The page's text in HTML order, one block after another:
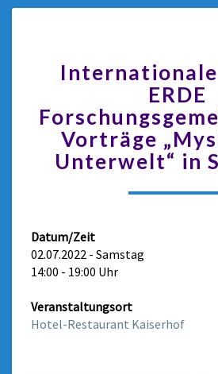
Internationale
ERDE
Vorträge
Unterwelt“ in
Datum/Zeit
02.07.2022 - Samstag
14:00 - 19:00 Uhr
Veranstaltungsort
Hotel-Restaurant Kaiserhof